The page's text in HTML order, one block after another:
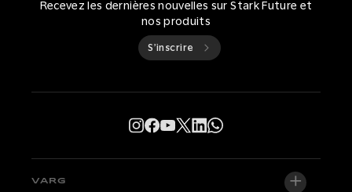
Recevez les dernières nouvelles sur Stark Future et
nos produits
S’inscrire
VARG